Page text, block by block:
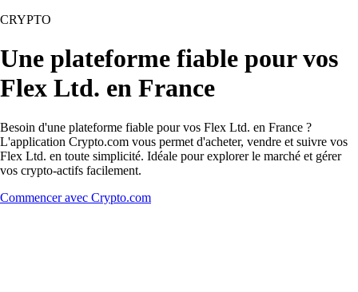
CRYPTO
Une plateforme fiable pour vos
Flex Ltd. en France
Besoin d'une plateforme fiable pour vos Flex Ltd. en France ?
L'application Crypto.com vous permet d'acheter, vendre et suivre vos
Flex Ltd. en toute simplicité. Idéale pour explorer le marché et gérer
vos crypto-actifs facilement.
Commencer avec Crypto.com